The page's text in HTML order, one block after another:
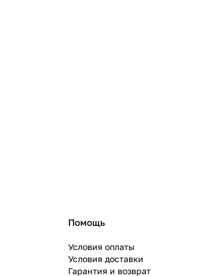
Помощь
Условия оплаты
Условия доставки
Гарантия и возврат